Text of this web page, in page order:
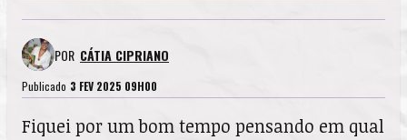
POR CÁTIA CIPRIANO
Publicado 3 FEV 2025 09H00
Fiquei por um bom tempo pensando em qual